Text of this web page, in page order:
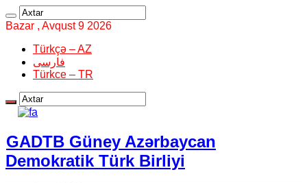
Bazar , Avqust 9 2026
Türkçə – AZ
فارسی
Türkce – TR
GADTB Güney Azərbaycan
Demokratik Türk Birliyi